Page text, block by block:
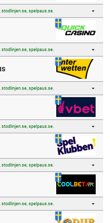
stodlinjen.se, spelpaus.se.
stodlinjen.se, spelpaus.se.
stodlinjen.se, spelpaus.se.
stodlinjen.se, spelpaus.se.
stodlinjen.se, spelpaus.se.
stodlinjen.se, spelpaus.se.